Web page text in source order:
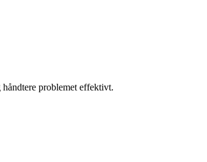
problemet effektivt.